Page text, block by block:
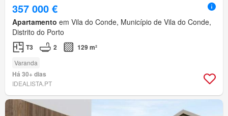
357 000 €
Apartamento em Vila do Conde, Município de Vila do Conde,
Distrito do Porto
T3 2 129 m²
Varanda
Há 30+ dias
IDEALISTA.PT